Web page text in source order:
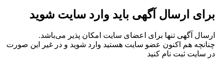
برای ارسال آگهی باید وارد سایت شوید
ارسال آگهی تنها برای اعضای سایت امکان پذیر می‌باشد.
چنانچه هم‌ اکنون عضو سایت هستید وارد شوید و در غیر این صورت
در سایت ثبت نام کنید